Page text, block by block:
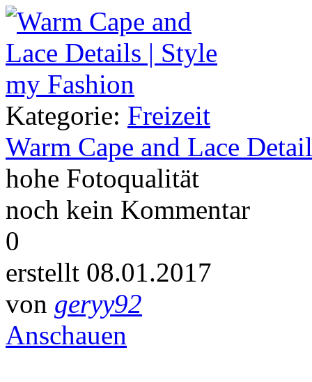
Kategorie: Freizeit
Warm Cape and Lace
hohe Fotoqualität
noch kein Kommentar
0
erstellt 08.01.2017
von geryy92
Anschauen